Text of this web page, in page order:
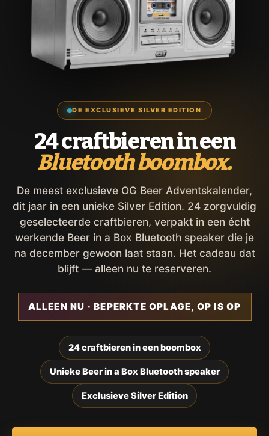
DE EXCLUSIEVE SILVER EDITION
24 craftbieren in een
Bluetooth boombox.
De meest exclusieve OG Beer Adventskalender,
dit jaar in een unieke Silver Edition. 24 zorgvuldig
geselecteerde craftbieren, verpakt in een écht
werkende Beer in a Box Bluetooth speaker die je
na december gewoon laat staan. Het cadeau dat
blijft — alleen nu te reserveren.
ALLEEN NU · BEPERKTE OPLAGE, OP IS OP
24 craftbieren in een boombox
Unieke Beer in a Box Bluetooth speaker
Exclusieve Silver Edition